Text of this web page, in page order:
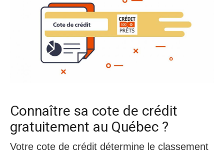
Connaître sa cote de crédit
gratuitement au Québec ?
Votre cote de crédit détermine le classement